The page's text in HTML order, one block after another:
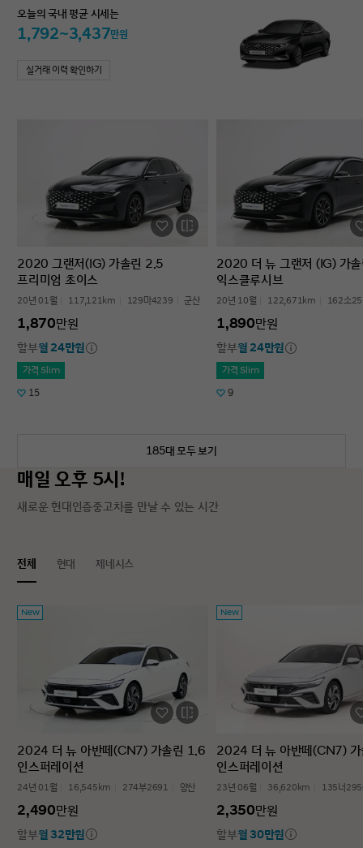
오늘의 국내 평균 시세는
1,792~3,437만원
실거래 이력 확인하기
2020 그랜저(IG) 가솔린 2.5
프리미엄 초이스
20년 01월 117,121km 129마4239 군산
1,870만원
할부월 24만원
가격 Slim
15
2020 더 뉴 그랜저 (IG) 가
익스클루시브
20년 10월 122,671km 162소
1,890만원
할부월 24만원
가격 Slim
9
185대 모두 보기
매일 오후 5시!
새로운 현대인증중고차를 만날 수 있는 시간
전체 현대 제네시스
New
2024 더 뉴 아반떼(CN7) 가솔린 1.6
인스퍼레이션
24년 01월 16,545km 274부2691 양산
2,490만원
할부월 32만원
New
2024 더 뉴 아반떼(CN7)
인스퍼레이션
23년 06월 36,620km 135너
2,350만원
할부월 30만원